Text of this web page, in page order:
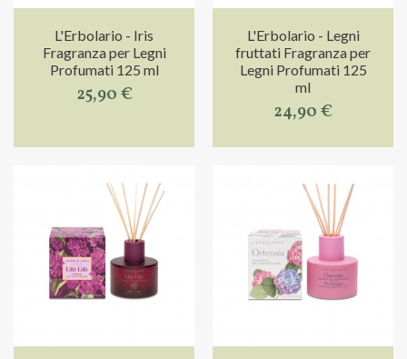
L'Erbolario - Iris
Fragranza per Legni
Profumati 125 ml
25,90 €
L'Erbolario - Legni
fruttati Fragranza per
Legni Profumati 125
ml
24,90 €